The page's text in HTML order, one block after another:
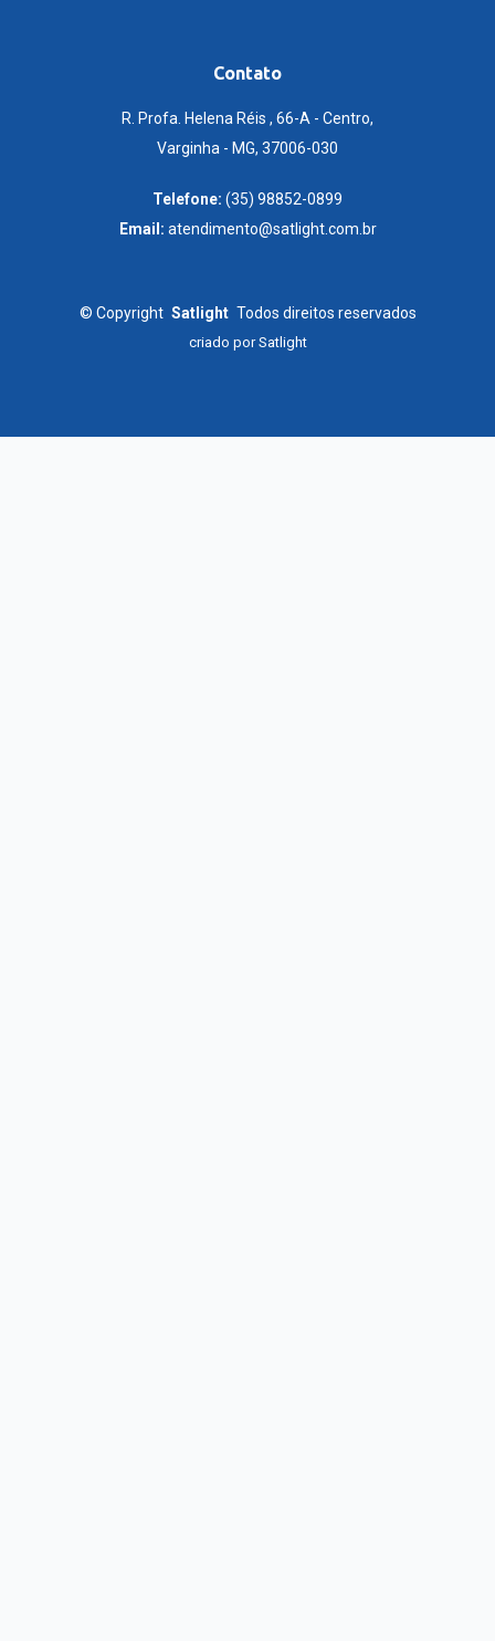
Contato
R. Profa. Helena Réis , 66-A - Centro,
Varginha - MG, 37006-030
Telefone: (35) 98852-0899
Email: atendimento@satlight.com.br
© Copyright Satlight Todos direitos reservados
criado porSatlight